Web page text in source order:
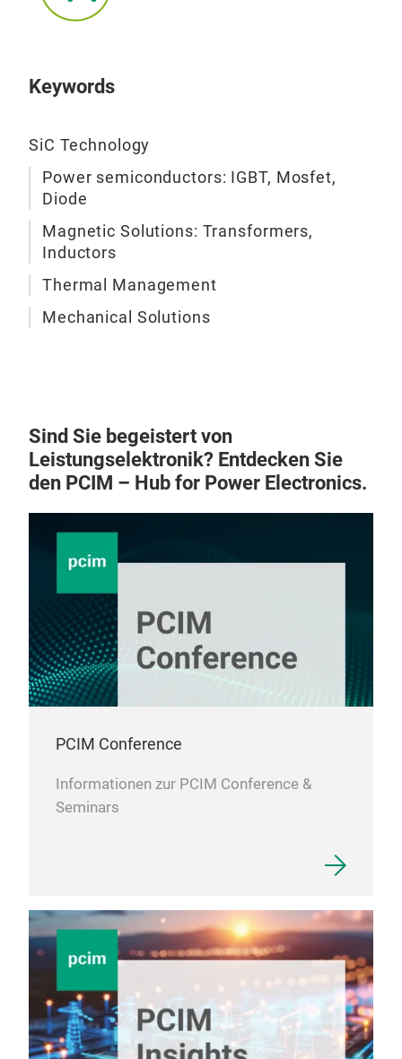
Keywords
SiC Technology
Power semiconductors: IGBT, Mosfet,
Diode
Magnetic Solutions: Transformers,
Inductors
Thermal Management
Mechanical Solutions
Sind Sie begeistert von
Leistungselektronik? Entdecken Sie
den PCIM – Hub for Power Electronics.
PCIM Conference
Informationen zur PCIM Conference &
Seminars